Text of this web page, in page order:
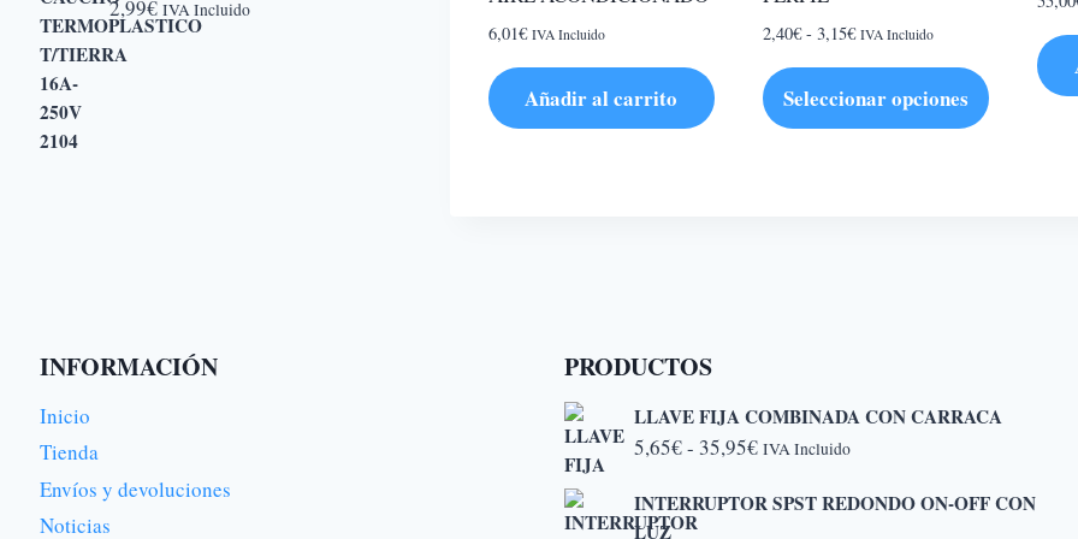
6,01€ IVA Incluido
Añadir al carrito
2,40€ - 3,15€Rango
IVA Incluido
Seleccionar opciones
pueden
la
2,99€ IVA Incluido
INFORMACIÓN
Inicio
Tienda
Envíos y devoluciones
Noticias
PRODUCTOS
LLAVE FIJA COMBINADA CON CARRACA
5,65€- 35,95€Rango
precios:
IVA Incluido
INTERRUPTOR SPST REDONDO ON-OFF CON
LUZ